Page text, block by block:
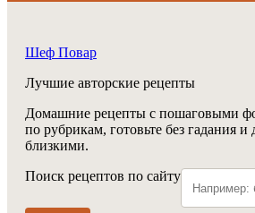
Шеф Повар
Лучшие авторские рецепты
Домашние рецепты с пошаговыми
по рубрикам, готовьте без гадания и
близкими.
Поиск рецептов по сайту